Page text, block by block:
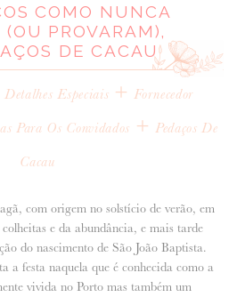
BLOG
INSPIRAÇÃO
& EDITORIAIS
RECOMENDADOS
COMO NUNCA
PROVARAM),
DE CACAU
Detalhes Especiais +Fornecedor
Para Os Convidados +Pedaços De
Cacau
com origem no solstício de verão, em
e da abundância, e mais tarde
do nascimento de São João Baptista.
a festa naquela que é conhecida como a
vivida no Porto mas também um